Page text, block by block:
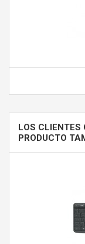
LOS CLIENTES
PRODUCTO